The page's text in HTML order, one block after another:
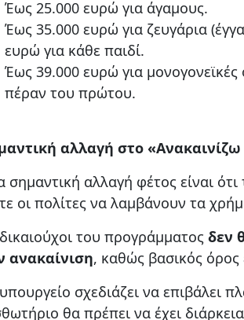
Έως 25.000 ευρώ για άγαμους.
Έως 35.000 ευρώ για ζευγάρια
ευρώ για κάθε παιδί.
Έως 39.000 ευρώ για μονογονεϊκές
πέραν του πρώτου.
αλλαγή στο «Ανακαινίζω
σημαντική αλλαγή φέτος είναι
οι πολίτες να λαμβάνουν τα
του προγράμματος δεν
ανακαίνιση, καθώς βασικός όρος
σχεδιάζει να επιβάλει
θα πρέπει να έχει